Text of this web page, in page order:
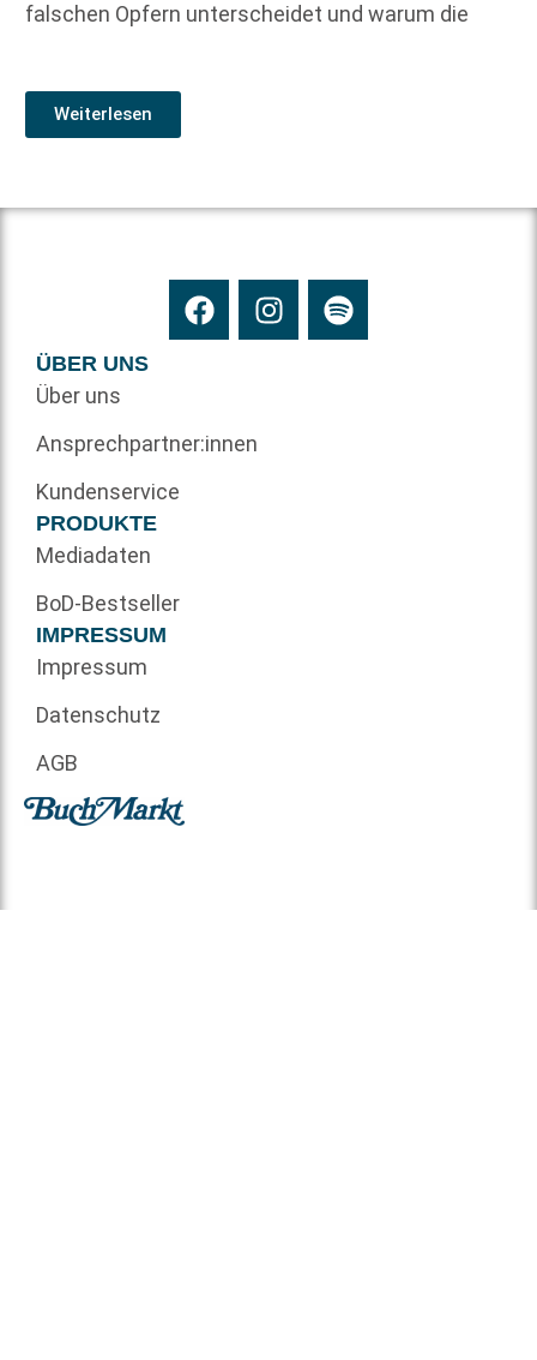
falschen Opfern unterscheidet und warum die
Weiterlesen
ÜBER UNS
Über uns
Ansprechpartner:innen
Kundenservice
PRODUKTE
Mediadaten
BoD-Bestseller
IMPRESSUM
Impressum
Datenschutz
AGB